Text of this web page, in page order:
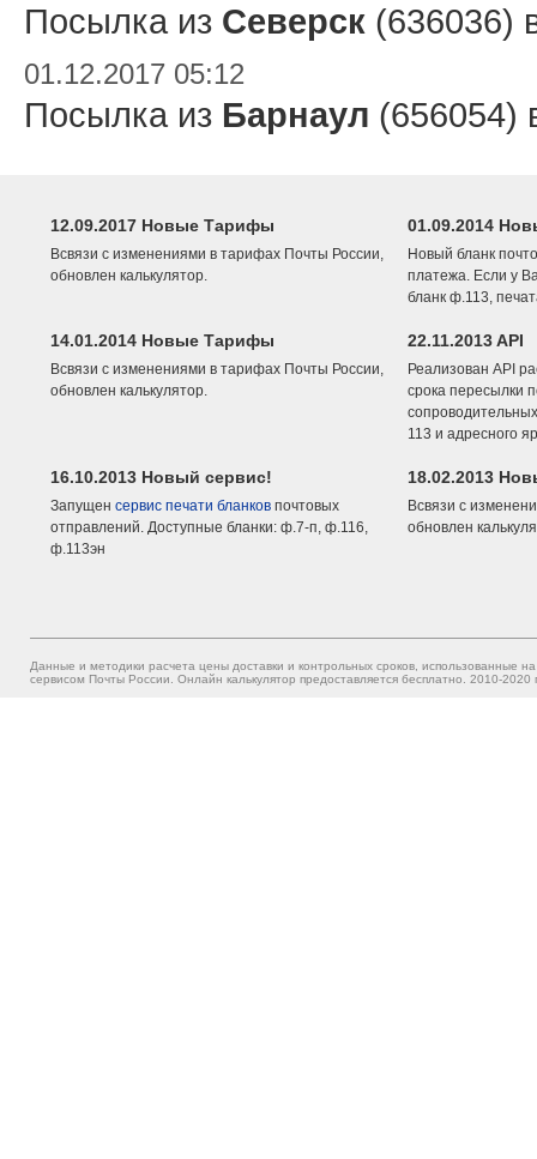
Посылка из Северск (636036)
01.12.2017 05:12
Посылка из Барнаул (656054)
12.09.2017 Новые Тарифы
Всвязи с изменениями в тарифах Почты России,
обновлен калькулятор.
01.09.2014
Новый бланк
платежа. Если у
бланк ф.113,
14.01.2014 Новые Тарифы
Всвязи с изменениями в тарифах Почты России,
обновлен калькулятор.
22.11.2013 API
Реализован API
срока пересылки
113 и адресного
16.10.2013 Новый сервис!
Запущен сервис печати бланков почтовых
отправлений. Доступные бланки: ф.7-п, ф.116,
ф.113эн
18.02.2013
Всвязи с
обновлен
Данные и методики расчета цены доставки и контрольных сроков, использованные
сервисом Почты России. Онлайн калькулятор предоставляется бесплатно. 2010-2020